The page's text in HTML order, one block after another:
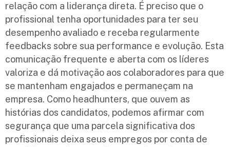
relação com a liderança direta. É preciso que o
profissional tenha oportunidades para ter seu
desempenho avaliado e receba regularmente
feedbacks sobre sua performance e evolução. Esta
comunicação frequente e aberta com os líderes
valoriza e dá motivação aos colaboradores para que
se mantenham engajados e permaneçam na
empresa. Como headhunters, que ouvem as
histórias dos candidatos, podemos afirmar com
segurança que uma parcela significativa dos
profissionais deixa seus empregos por conta de